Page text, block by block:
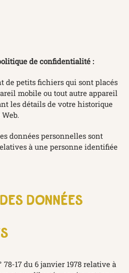
de confidentialité :
de petits fichiers qui sont placés
mobile ou tout autre appareil
les détails de votre historique
données personnelles sont
à une personne identifiée
données
17 du 6 janvier 1978 relative à